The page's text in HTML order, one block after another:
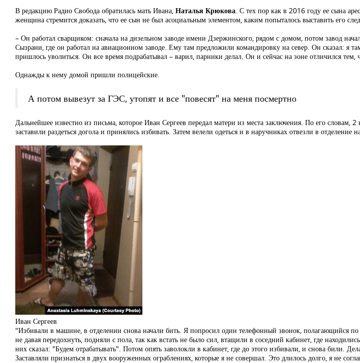
В редакцию Радио Свобода обратилась мать Ивана, Наталья Крюкова. С тех пор как в 2016 году ее сына
женщина стремится доказать, что ее сын не был асоциальным элементом, каким попыталось выставить его
– Он работал сварщиком: сначала на дизельном заводе имени Дзержинского, рядом с домом, потом завод
Сызрани, где он работал на авиационном заводе. Ему там предложили командировку на север. Он сказал: я
пришлось уволиться. Он все время подрабатывал – варил, парники делал. Он и сейчас на зоне отличился тем,
Однажды к нему домой пришли полицейские.
А потом вывезут за ГЭС, утопят и все "повесят" на меня посмертно
Дальнейшее известно из письма, которое Иван Сергеев передал матери из места заключения. По его словам,
заставили раздеться догола и принялись избивать. Затем велели одеться и в наручниках отвезли в отделение
Иван Сергеев
"Избивали в машине, в отделении снова начали бить. Я попросил один телефонный звонок, полагающийся по
не давая передохнуть, подняли с пола, так как встать не было сил, втащили в соседний кабинет, где
них сказал: "Будем отрабатывать". Потом опять заволокли в кабинет, где до этого избивали, и снова били.
Заставляли признаться в двух вооруженных ограблениях, которые я не совершал. Это длилось долго, я не